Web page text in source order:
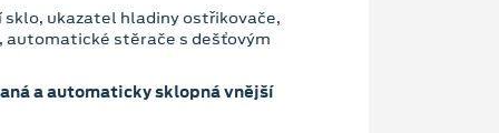
ukazatel hladiny ostřikovače,
stěrače s dešťovým
a automaticky sklopná vnější